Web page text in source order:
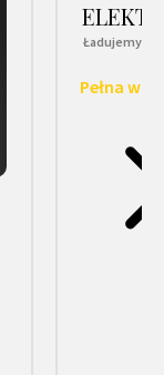
Ładujemy z
Pełna